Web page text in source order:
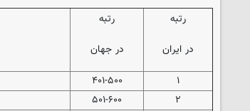
رتبه
در ایران
رتبه
در جهان
۱ ۴۰۱-۵۰۰
۲
۵۰۱-۶۰۰